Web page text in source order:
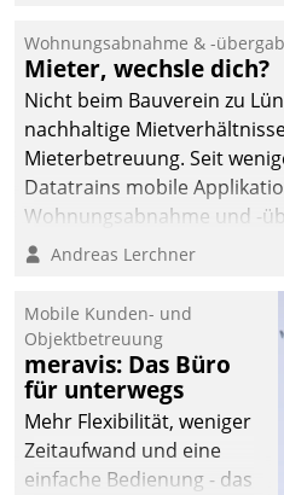
und Beschwerde-
ein.
Wohnungsabnahme & -
Mieter, wechsle dich?
Nicht beim Bauverein zu
nachhaltige
Mieterbetreuung. Seit
Datatrains mobile
Wohnungsabnahme und -
Mieter wohlgeordnet
Andreas Lerchner
Mobile Kunden- und
Objektbetreuung
meravis: Das Büro
für unterwegs
Mehr Flexibilität, weniger
Zeitaufwand und eine
einfache Bedienung - das